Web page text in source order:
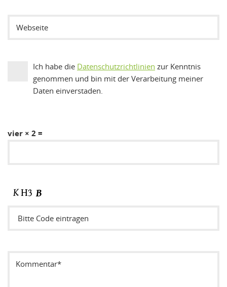
Ich habe die Datenschutzrichtlinien zur Kenntnis
genommen und bin mit der Verarbeitung meiner
Daten einverstaden.
vier × 2 =